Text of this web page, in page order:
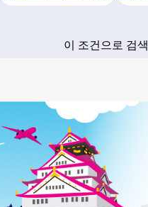
이 조건으로 검색